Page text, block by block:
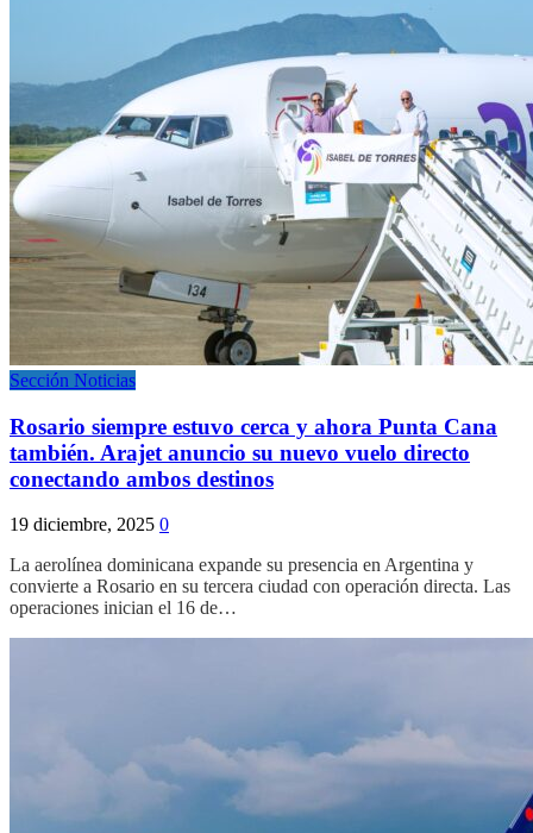
Sección Noticias
Rosario siempre estuvo cerca y ahora Punta Cana
también. Arajet anuncio su nuevo vuelo directo
conectando ambos destinos
19 diciembre, 2025 0
La aerolínea dominicana expande su presencia en Argentina y
convierte a Rosario en su tercera ciudad con operación directa. Las
operaciones inician el 16 de…